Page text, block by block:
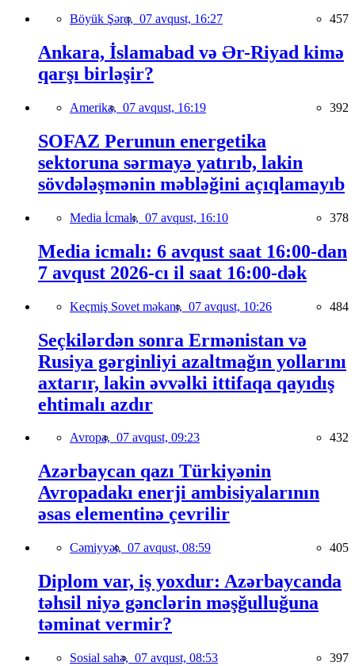
Böyük Şərq, 07 avqust, 16:27 457
Ankara, İslamabad və Ər-Riyad kimə
qarşı birləşir?
Amerika, 07 avqust, 16:19 392
SOFAZ Perunun energetika
sektoruna sərmayə yatırıb, lakin
sövdələşmənin məbləğini açıqlamayıb
Media İcmalı, 07 avqust, 16:10 378
Media icmalı: 6 avqust saat 16:00-dan
7 avqust 2026-cı il saat 16:00-dək
Keçmiş Sovet məkanı, 07 avqust, 10:26 484
Seçkilərdən sonra Ermənistan və
Rusiya gərginliyi azaltmağın yollarını
axtarır, lakin əvvəlki ittifaqa qayıdış
ehtimalı azdır
Avropa, 07 avqust, 09:23 432
Azərbaycan qazı Türkiyənin
Avropadakı enerji ambisiyalarının
əsas elementinə çevrilir
Cəmiyyət, 07 avqust, 08:59 405
Diplom var, iş yoxdur: Azərbaycanda
təhsil niyə gənclərin məşğulluğuna
təminat vermir?
Sosial sahə, 07 avqust, 08:53 397